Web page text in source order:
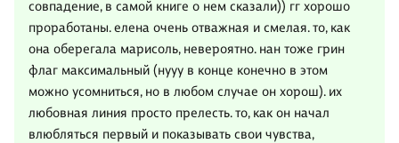
совпадение, в самой книге о нем сказали)) гг хорошо
проработаны. елена очень отважная и смелая. то, как
она оберегала марисоль, невероятно. нан тоже грин
флаг максимальный (нууу в конце конечно в этом
можно усомниться, но в любом случае он хорош). их
любовная линия просто прелесть. то, как он начал
влюбляться первый и показывать свои чувства,